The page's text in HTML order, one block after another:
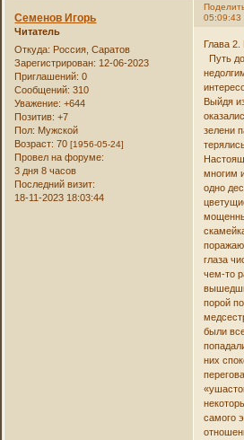
05:09:43
Семенов Игорь
Читатель
Откуда: Россия, Саратов
Зарегистрирован: 12-06-2023
Приглашений: 0
Сообщений: 310
Уважение: +644
Позитив: +7
Пол: Мужской
Возраст: 70[1956-05-24]
Провел на форуме:
3 дня 8 часов
Последний визит:
18-11-2023 18:03:44
Глава 2.
Путь
Выйдя
зелени
многим
одно
глаза
чем-то
порой
были
них
самого